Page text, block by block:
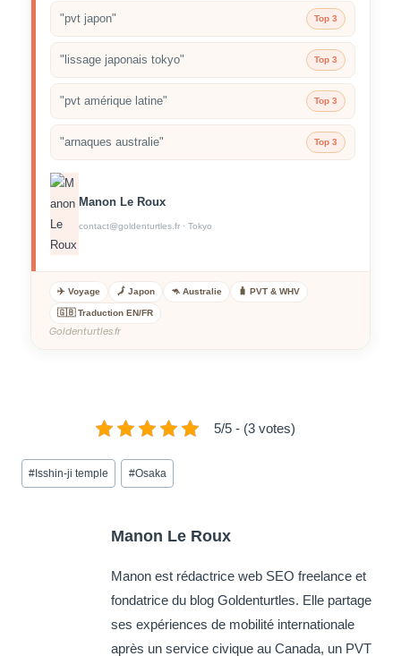
"pvt japon" Top 3
"lissage japonais tokyo" Top 3
"pvt amérique latine" Top 3
"arnaques australie" Top 3
Manon Le Roux
contact@goldenturtles.fr · Tokyo
✈️ Voyage 🗾 Japon 🦘 Australie 🧳 PVT & WHV
🇬🇧 Traduction EN/FR
Goldenturtles.fr
5/5 - (3 votes)
#Isshin-ji temple #Osaka
Manon Le Roux
Manon est rédactrice web SEO freelance et
fondatrice du blog Goldenturtles. Elle partage
ses expériences de mobilité internationale
après un service civique au Canada, un PVT